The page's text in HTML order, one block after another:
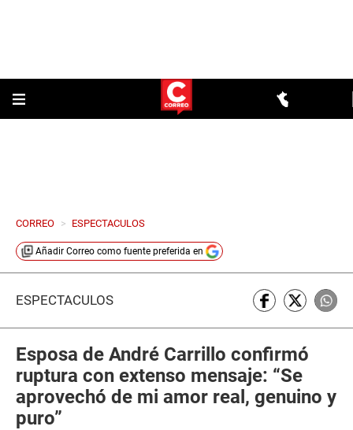
CORREO > ESPECTACULOS
Añadir Correo como fuente preferida en
ESPECTÁCULOS
Esposa de André Carrillo confirmó
ruptura con extenso mensaje: “Se
aprovechó de mi amor real, genuino y
puro”